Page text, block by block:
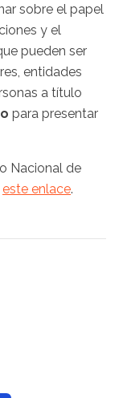
sobre el papel
y el
pueden ser
entidades
a título
para presentar
Nacional de
este enlace.